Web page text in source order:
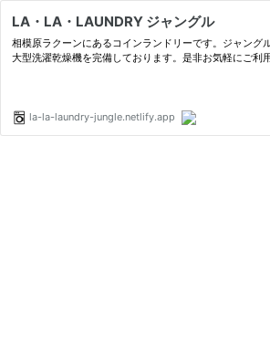
LA・LA・LAUNDRY ジャングル
相模原ラクーンにあるコインランドリーです。ジャング
大型洗濯乾燥機を完備しております。是非お気軽にご利
la-la-laundry-jungle.netlify.app